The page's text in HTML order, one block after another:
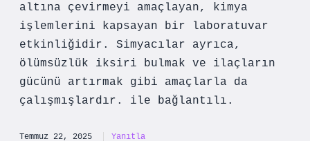
altına çevirmeyi amaçlayan, kimya
işlemlerini kapsayan bir laboratuvar
etkinliğidir. Simyacılar ayrıca,
ölümsüzlük iksiri bulmak ve ilaçların
gücünü artırmak gibi amaçlarla da
çalışmışlardır. ile bağlantılı.
Temmuz 22, 2025 Yanıtla